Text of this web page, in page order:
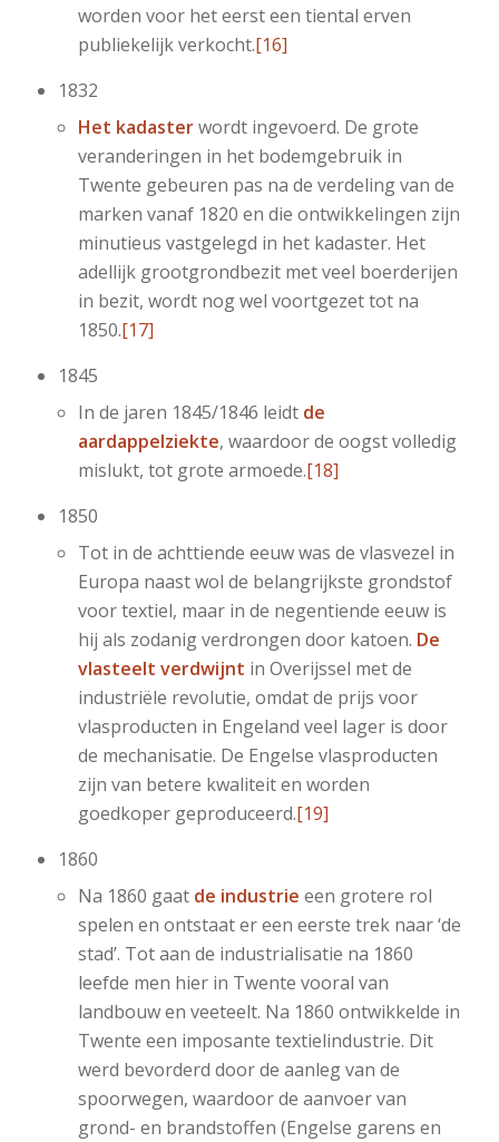
worden voor het eerst een tiental erven
publiekelijk verkocht.[16]
1832
Het kadasterwordt ingevoerd. De grote
veranderingen in het bodemgebruik in
Twente gebeuren pas na de verdeling van de
marken vanaf 1820 en die ontwikkelingen zijn
minutieus vastgelegd in het kadaster. Het
adellijk grootgrondbezit met veel boerderijen
in bezit, wordt nog wel voortgezet tot na
1850.[17]
1845
In de jaren 1845/1846 leidt de
aardappelziekte, waardoor de oogst volledig
mislukt, tot grote armoede.[18]
1850
Tot in de achttiende eeuw was de vlasvezel in
Europa naast wol de belangrijkste grondstof
voor textiel, maar in de negentiende eeuw is
hij als zodanig verdrongen door katoen. De
vlasteelt verdwijnt in Overijssel met de
industriële revolutie, omdat de prijs voor
vlasproducten in Engeland veel lager is door
de mechanisatie. De Engelse vlasproducten
zijn van betere kwaliteit en worden
goedkoper geproduceerd.[19]
1860
Na 1860 gaat de industrie een grotere rol
spelen en ontstaat er een eerste trek naar ‘de
stad’. Tot aan de industrialisatie na 1860
leefde men hier in Twente vooral van
landbouw en veeteelt. Na 1860 ontwikkelde in
Twente een imposante textielindustrie. Dit
werd bevorderd door de aanleg van de
spoorwegen, waardoor de aanvoer van
grond- en brandstoffen (Engelse garens en